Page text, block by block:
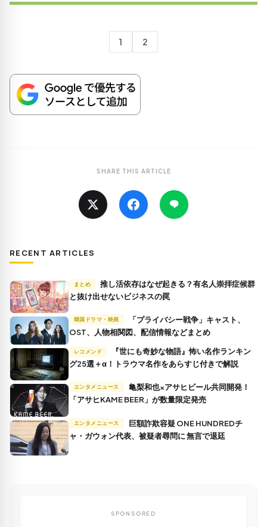
1 2
SHARE THIS ARTICLE
RECENT ARTICLES
まとめ
推し活依存はなぜ起きる？有名人崇拝症候群
と抜け出せないビジネスの罠
韓国ドラマ・映画
OST、人物相関図、配信情報などまとめ
レコメンド
グ25選＋α！トラウマ名作をあらすじ付きで解説
エンタメニュース
「アサヒKAME BEER」が数量限定発売
エンタメニュース
ャ・ガウォン代表、被疑者尋問に 無言で退廷
SPONSORED